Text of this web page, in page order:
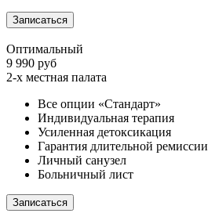
Записаться
Оптимальный
9 990 руб
2-х местная палата
Все опции «Стандарт»
Индивидуальная терапия
Усиленная детоксикация
Гарантия длительной ремиссии
Личный санузел
Больничный лист
Записаться